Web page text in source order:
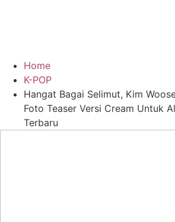
Home
K-POP
Hangat Bagai Selimut, Kim
Foto Teaser Versi Cream Untuk
Terbaru